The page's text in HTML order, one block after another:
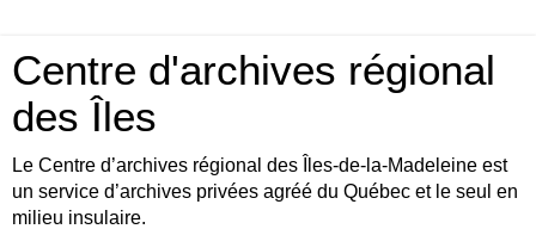
Centre d'archives régional
des Îles
Le Centre d’archives régional des Îles-de-la-Madeleine est
un service d’archives privées agréé du Québec et le seul en
milieu insulaire.